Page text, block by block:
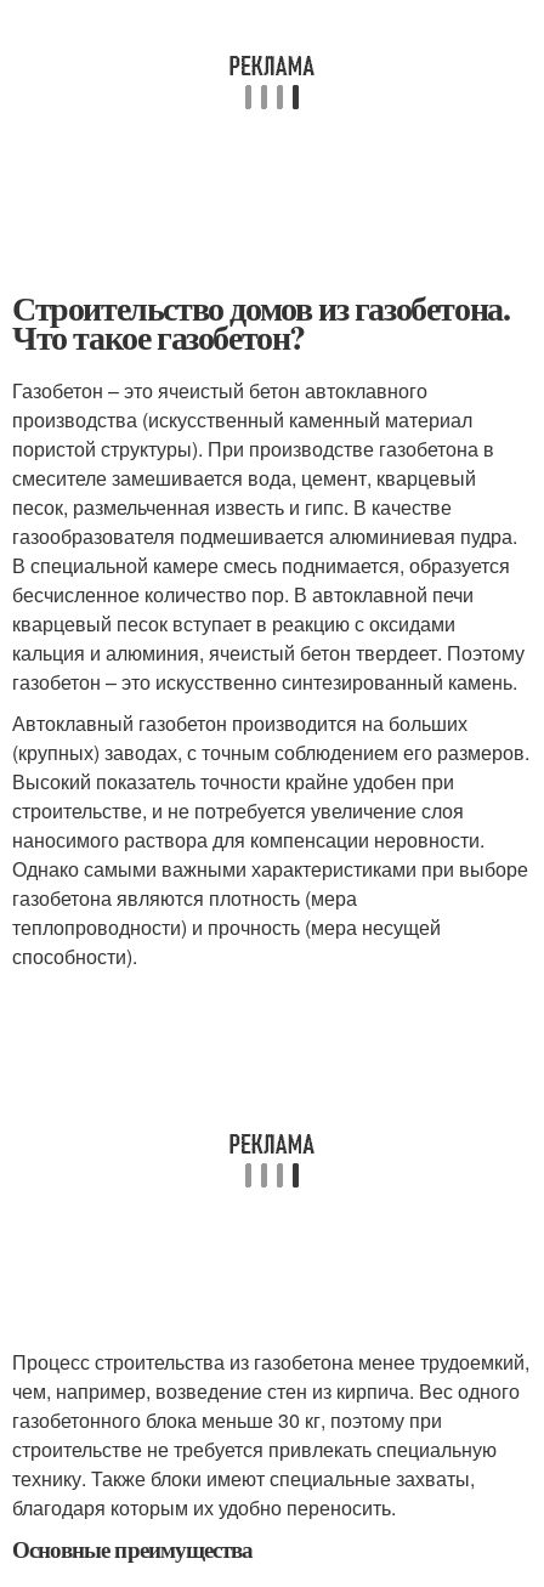
Строительство домов из газобетона.
Что такое газобетон?
Газобетон – это ячеистый бетон автоклавного
производства (искусственный каменный материал
пористой структуры). При производстве газобетона в
смесителе замешивается вода, цемент, кварцевый
песок, размельченная известь и гипс. В качестве
газообразователя подмешивается алюминиевая пудра.
В специальной камере смесь поднимается, образуется
бесчисленное количество пор. В автоклавной печи
кварцевый песок вступает в реакцию с оксидами
кальция и алюминия, ячеистый бетон твердеет. Поэтому
газобетон – это искусственно синтезированный камень.
Автоклавный газобетон производится на больших
(крупных) заводах, с точным соблюдением его размеров.
Высокий показатель точности крайне удобен при
строительстве, и не потребуется увеличение слоя
наносимого раствора для компенсации неровности.
Однако самыми важными характеристиками при выборе
газобетона являются плотность (мера
теплопроводности) и прочность (мера несущей
способности).
Процесс строительства из газобетона менее трудоемкий,
чем, например, возведение стен из кирпича. Вес одного
газобетонного блока меньше 30 кг, поэтому при
строительстве не требуется привлекать специальную
технику. Также блоки имеют специальные захваты,
благодаря которым их удобно переносить.
Основные преимущества